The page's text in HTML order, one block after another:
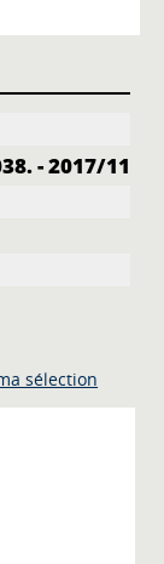
, n° 1038. - 2017/11
sélection